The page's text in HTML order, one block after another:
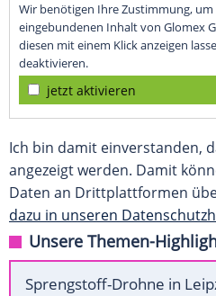
Wir benötigen Ihre Zustimmung,
eingebundenen Inhalt von Glomex
diesen mit einem Klick anzeigen
deaktivieren.
jetzt aktivieren
Ich bin damit einverstanden,
angezeigt werden. Damit
Daten an Drittplattformen
dazu in unseren
Unsere Themen-
Sprengstoff-Drohne in